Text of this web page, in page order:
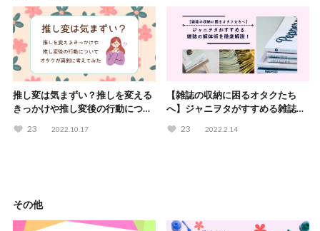
推し変は気まずい？推しを変える
きっかけや推し変後の行動につい
23 2022.10.17
【雑誌の収納に困るオタクたち
へ】ジャニヲタがすすめる雑誌の
23 2022.2.14
その他